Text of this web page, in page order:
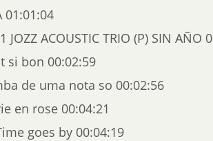
01:01:04
JOZZ ACOUSTIC TRIO (P) SIN AÑO
si bon 00:02:59
de uma nota so 00:02:56
en rose 00:04:21
goes by 00:04:19